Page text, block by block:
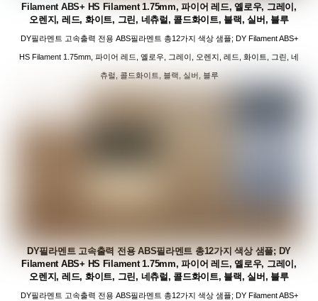
Filament ABS+ HS Filament 1.75mm, 파이어 레드, 옐로우, 그레이,
오렌지, 레드, 화이트, 그린, 네츄럴, 콜드화이트, 블랙, 실버, 블루
DY필라멘트 고속출력 전용 ABS필라멘트 총12가지 색상 샘플; DY Filament ABS+
HS Filament 1.75mm, 파이어 레드, 옐로우, 그레이, 오렌지, 레드, 화이트, 그린, 네
츄럴, 콜드화이트, 블랙, 실버, 블루
DY필라멘트 고속출력 전용 ABS필라멘트 총12가지 색상 샘플; DY
Filament ABS+ HS Filament 1.75mm, 파이어 레드, 옐로우, 그레이,
오렌지, 레드, 화이트, 그린, 네츄럴, 콜드화이트, 블랙, 실버, 블루
DY필라멘트 고속출력 전용 ABS필라멘트 총12가지 색상 샘플; DY Filament ABS+